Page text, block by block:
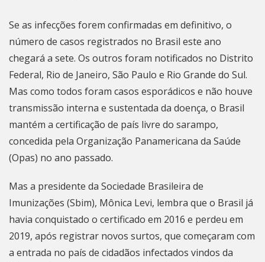
Se as infecções forem confirmadas em definitivo, o
número de casos registrados no Brasil este ano
chegará a sete. Os outros foram notificados no Distrito
Federal, Rio de Janeiro, São Paulo e Rio Grande do Sul.
Mas como todos foram casos esporádicos e não houve
transmissão interna e sustentada da doença, o Brasil
mantém a certificação de país livre do sarampo,
concedida pela Organização Panamericana da Saúde
(Opas) no ano passado.
Mas a presidente da Sociedade Brasileira de
Imunizações (Sbim), Mônica Levi, lembra que o Brasil já
havia conquistado o certificado em 2016 e perdeu em
2019, após registrar novos surtos, que começaram com
a entrada no país de cidadãos infectados vindos da